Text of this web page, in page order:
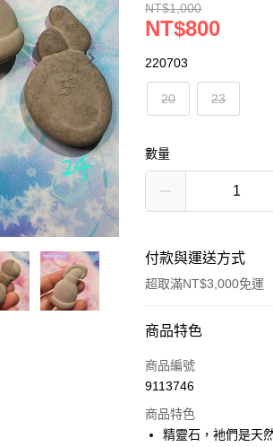
NT$1,000
NT$800
220703
20 23
數量
付款與運送方式
超取滿NT$3,000免運
付款方式
信用卡一次付款
LINE Pay
商品特色
商品編號
9113746
商品特色
精靈石，衪們是天